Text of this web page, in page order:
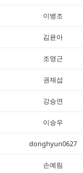
이병조
김윤아
조영근
권재섭
강승연
이승우
donghyun0627
손예림